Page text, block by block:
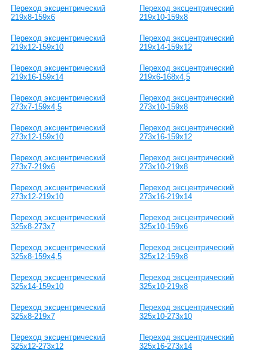
Переход эксцентрический
219х8-159х6
Переход эксцентрический
219х10-159х8
Переход эксцентрический
219х12-159х10
Переход эксцентрический
219х14-159х12
Переход эксцентрический
219х16-159х14
Переход эксцентрический
219х6-168х4,5
Переход эксцентрический
273х7-159х4,5
Переход эксцентрический
273х10-159х8
Переход эксцентрический
273х12-159х10
Переход эксцентрический
273х16-159х12
Переход эксцентрический
273х7-219х6
Переход эксцентрический
273х10-219х8
Переход эксцентрический
273х12-219х10
Переход эксцентрический
273х16-219х14
Переход эксцентрический
325х8-273х7
Переход эксцентрический
325х10-159х6
Переход эксцентрический
325х8-159х4,5
Переход эксцентрический
325х12-159х8
Переход эксцентрический
325х14-159х10
Переход эксцентрический
325х10-219х8
Переход эксцентрический
325х8-219х7
Переход эксцентрический
325х10-273х10
Переход эксцентрический
325х12-273х12
Переход эксцентрический
325х16-273х14